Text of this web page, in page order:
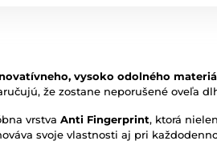
vysoko odolného
že zostane neporušené oveľa
vrstva Anti Fingerprint, ktorá
svoje vlastnosti aj pri